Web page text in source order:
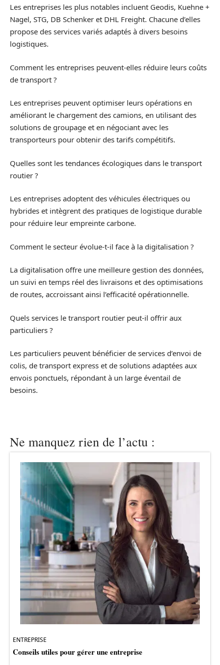
Les entreprises les plus notables incluent Geodis, Kuehne +
Nagel, STG, DB Schenker et DHL Freight. Chacune d’elles
propose des services variés adaptés à divers besoins
logistiques.
Comment les entreprises peuvent-elles réduire leurs coûts
de transport ?
Les entreprises peuvent optimiser leurs opérations en
améliorant le chargement des camions, en utilisant des
solutions de groupage et en négociant avec les
transporteurs pour obtenir des tarifs compétitifs.
Quelles sont les tendances écologiques dans le transport
routier ?
Les entreprises adoptent des véhicules électriques ou
hybrides et intègrent des pratiques de logistique durable
pour réduire leur empreinte carbone.
Comment le secteur évolue-t-il face à la digitalisation ?
La digitalisation offre une meilleure gestion des données,
un suivi en temps réel des livraisons et des optimisations
de routes, accroissant ainsi l’efficacité opérationnelle.
Quels services le transport routier peut-il offrir aux
particuliers ?
Les particuliers peuvent bénéficier de services d’envoi de
colis, de transport express et de solutions adaptées aux
envois ponctuels, répondant à un large éventail de
besoins.
Ne manquez rien de l’actu :
ENTREPRISE
Conseils utiles pour gérer une entreprise